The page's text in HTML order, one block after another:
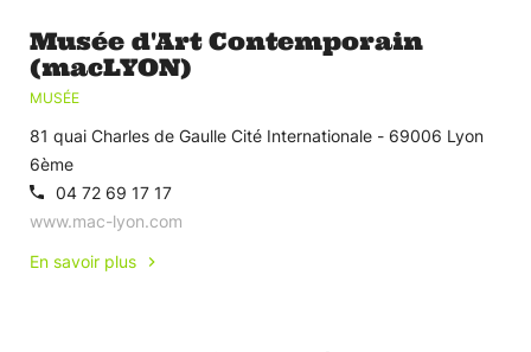
Musée d'Art Contemporain
(macLYON)
MUSÉE
81 quai Charles de Gaulle Cité Internationale - 69006 Lyon
6ème
04 72 69 17 17
www.mac-lyon.com
En savoir plus